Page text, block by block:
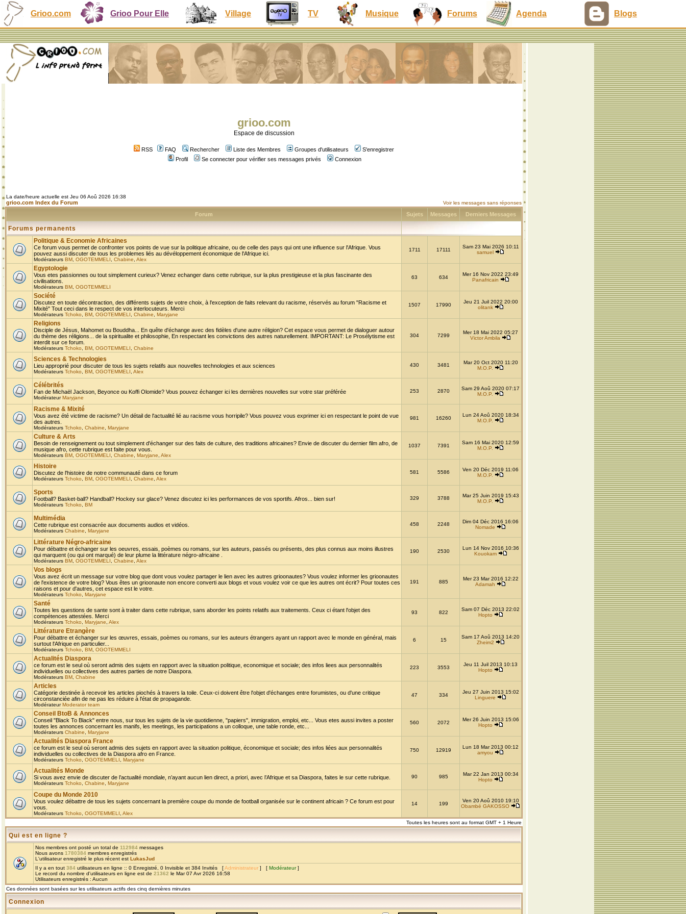
Grioo.com Grioo Pour Elle Village TV Musique Forums Agenda Blogs
grioo.com
Espace de discussion
RSS FAQ Rechercher Liste des Membres Groupes d'utilisateurs
S'enregistrer
Profil
Se connecter pour vérifier ses messages privés Connexion
La date/heure actuelle est Jeu 06 Aoû 2026 16:38
grioo.com Index du Forum Voir les messages sans réponses
Forum Sujets Messages Derniers Messages
Forums permanents
Politique & Economie Africaines
Ce forum vous permet de confronter vos points de vue sur la politique africaine, ou de celle des pays qui ont une influence sur l'Afrique. Vous
pouvez aussi discuter de tous les problemes liés au dévéloppement économique de l'Afrique ici.
Modérateurs BM OGOTEMMELI Chabine Alex
1711 17111
Sam 23 Mai 2026 10:11
samuel
Egyptologie
Vous etes passionnes ou tout simplement curieux? Venez echanger dans cette rubrique, sur la plus prestigieuse et la plus fascinante des
civilisations.
Modérateurs BM OGOTEMMELI
63 634
Mer 16 Nov 2022 23:49
Panafricain
Société
Discutez en toute décontraction, des différents sujets de votre choix, à l'exception de faits relevant du racisme, réservés au forum "Racisme et
Mixité" Tout ceci dans le respect de vos interlocuteurs. Merci
Modérateurs Tchoko BM OGOTEMMELI Chabine Maryjane
1507 17990
Jeu 21 Juil 2022 20:00
olitank
Religions
Disciple de Jésus, Mahomet ou Bouddha... En quête d'échange avec des fidèles d'une autre réligion? Cet espace vous permet de dialoguer autour
du thème des réligions... de la spiritualite et philosophie, En respectant les convictions des autres naturellement. IMPORTANT: Le Prosélytisme est
interdit sur ce forum.
Modérateurs Tchoko BM OGOTEMMELI Chabine
304 7299
Mer 18 Mai 2022 05:27
Victor Ambila
Sciences & Technologies
Lieu approprié pour discuter de tous les sujets relatifs aux nouvelles technologies et aux sciences
Modérateurs Tchoko BM OGOTEMMELI Alex
430 3481
Mar 20 Oct 2020 11:20
M.O.P.
Célébrités
Fan de Michaël Jackson, Beyonce ou Koffi Olomide? Vous pouvez échanger ici les dernières nouvelles sur votre star préférée
ModérateurMaryjane
253 2870
Sam 29 Aoû 2020 07:17
M.O.P.
Racisme & Mixité
Vous avez été victime de racisme? Un détail de l'actualité lié au racisme vous horripile? Vous pouvez vous exprimer ici en respectant le point de vue
des autres.
Modérateurs Tchoko Chabine Maryjane
981 16260
Lun 24 Aoû 2020 18:34
M.O.P.
Culture & Arts
Besoin de renseignement ou tout simplement d'échanger sur des faits de culture, des traditions africaines? Envie de discuter du dernier film afro, de
musique afro, cette rubrique est faite pour vous.
Modérateurs BM OGOTEMMELI Chabine Maryjane Alex
1037 7391
Sam 16 Mai 2020 12:59
M.O.P.
Histoire
Discutez de l'histoire de notre communauté dans ce forum
Modérateurs Tchoko BM OGOTEMMELI Chabine Alex
581 5586
Ven 20 Déc 2019 11:06
M.O.P.
Sports
Football? Basket-ball? Handball? Hockey sur glace? Venez discutez ici les performances de vos sportifs. Afros... bien sur!
Modérateurs Tchoko BM
329 3788
Mar 25 Juin 2019 15:43
M.O.P.
Multimédia
Cette rubrique est consacrée aux documents audios et vidéos.
Modérateurs Chabine Maryjane
458 2248
Dim 04 Déc 2016 16:06
Nomade
Littérature Négro-africaine
Pour débattre et échanger sur les oeuvres, essais, poèmes ou romans, sur les auteurs, passés ou présents, des plus connus aux moins illustres
qui marquent (ou qui ont marqué) de leur plume la littérature négro-africaine .
Modérateurs BM OGOTEMMELI Chabine Alex
190 2530
Lun 14 Nov 2016 10:36
Kouokam
Vos blogs
Vous avez écrit un message sur votre blog que dont vous voulez partager le lien avec les autres grioonautes? Vous voulez informer les grioonautes
de l'existence de votre blog? Vous êtes un grioonaute non encore converti aux blogs et vous voulez voir ce que les autres ont écrit? Pour toutes ces
raisons et pour d'autres, cet espace est le votre.
Modérateurs Tchoko Maryjane
191 885
Mer 23 Mar 2016 12:22
Adamah
Santé
Toutes les questions de sante sont à traiter dans cette rubrique, sans aborder les points relatifs aux traitements. Ceux ci étant l'objet des
compétences attestées. Merci
Modérateurs Tchoko Maryjane Alex
93 822
Sam 07 Déc 2013 22:02
Hopto
Littérature Etrangère
Pour débattre et échanger sur les œuvres, essais, poèmes ou romans, sur les auteurs étrangers ayant un rapport avec le monde en général, mais
surtout l'Afrique en particulier...
Modérateurs Tchoko BM OGOTEMMELI
6 15
Sam 17 Aoû 2013 14:20
Zheim2
Actualités Diaspora
ce forum est le seul où seront admis des sujets en rapport avec la situation politique, economique et sociale; des infos liees aux personnalités
individuelles ou collectives des autres parties de notre Diaspora.
Modérateurs BM Chabine
223 3553
Jeu 11 Juil 2013 10:13
Hopto
Articles
Catégorie destinée à recevoir les articles piochés à travers la toile. Ceux-ci doivent être l'objet d'échanges entre forumistes, ou d'une critique
circonstanciée afin de ne pas les réduire à l'état de propagande.
ModérateurModerator team
47 334
Jeu 27 Juin 2013 15:02
Linguere
Conseil BtoB & Annonces
Conseil "Black To Black" entre nous, sur tous les sujets de la vie quotidienne, "papiers", immigration, emploi, etc... Vous etes aussi invites a poster
toutes les annonces concernant les manifs, les meetings, les participations a un colloque, une table ronde, etc...
Modérateurs Chabine Maryjane
560 2072
Mer 26 Juin 2013 15:06
Hopto
Actualités Diaspora France
ce forum est le seul où seront admis des sujets en rapport avec la situation politique, économique et sociale; des infos liées aux personnalités
individuelles ou collectives de la Diaspora afro en France.
Modérateurs Tchoko OGOTEMMELI Maryjane
750 12919
Lun 18 Mar 2013 00:12
amyou
Actualités Monde
Si vous avez envie de discuter de l’actualité mondiale, n’ayant aucun lien direct, a priori, avec l’Afrique et sa Diaspora, faites le sur cette rubrique.
Modérateurs Tchoko Chabine Maryjane
90 985
Mar 22 Jan 2013 00:34
Hopto
Coupe du Monde 2010
Vous voulez débattre de tous les sujets concernant la première coupe du monde de football organisée sur le continent africain ? Ce forum est pour
vous.
Modérateurs Tchoko OGOTEMMELI Alex
14 199
Ven 20 Aoû 2010 19:10
Obambé GAKOSSO
Toutes les heures sont au format GMT + 1 Heure
Qui est en ligne ?
Nos membres ont posté un total de 112984 messages
Nous avons 1780384 membres enregistrés
L'utilisateur enregistré le plus récent est LukasJud
Il y a en tout 384 utilisateurs en ligne :: 0 Enregistré, 0 Invisible et 384 Invités [Administrateur ] [ Modérateur]
Le record du nombre d'utilisateurs en ligne est de 21362 le Mar 07 Avr 2026 16:58
Utilisateurs enregistrés : Aucun
Ces données sont basées sur les utilisateurs actifs des cinq dernières minutes
Connexion